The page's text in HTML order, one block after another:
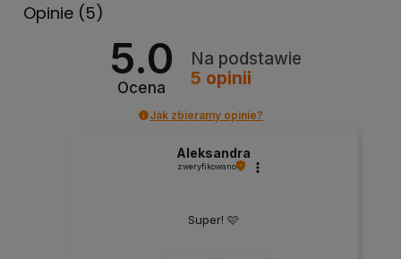
Opinie (5)
5.0
Ocena
Na podstawie
5 opinii
Jak zbieramy opinie?
Aleksandra
zweryfikowano
Super! 🩷